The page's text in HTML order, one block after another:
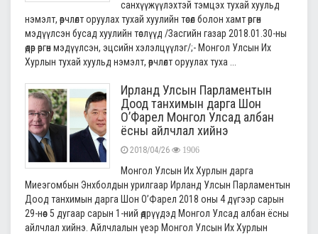
санхүүжүүлэхтэй тэмцэх тухай хуульд
нэмэлт, өөрчлөлт оруулах тухай хуулийн төсөл болон хамт өргөн
мэдүүлсэн бусад хуулийн төслүүд /Засгийн газар 2018.01.30-ны
өдөр өргөн мэдүүлсэн, эцсийн хэлэлцүүлэг/;- Монгол Улсын Их
Хурлын тухай хуульд нэмэлт, өөрчлөлт оруулах туха ...
Ирланд Улсын Парламентын
Доод танхимын дарга Шон
О’Фарел Монгол Улсад албан
ёсны айлчлал хийнэ
2018/04/26 1906
Монгол Улсын Их Хурлын дарга
Миеэгомбын Энхболдын урилгаар Ирланд Улсын Парламентын
Доод танхимын дарга Шон О’Фарел 2018 оны 4 дүгээр сарын
29-нөөс 5 дугаар сарын 1-ний өдрүүдэд Монгол Улсад албан ёсны
айлчлал хийнэ. Айлчлалын үеэр Монгол Улсын Их Хурлын